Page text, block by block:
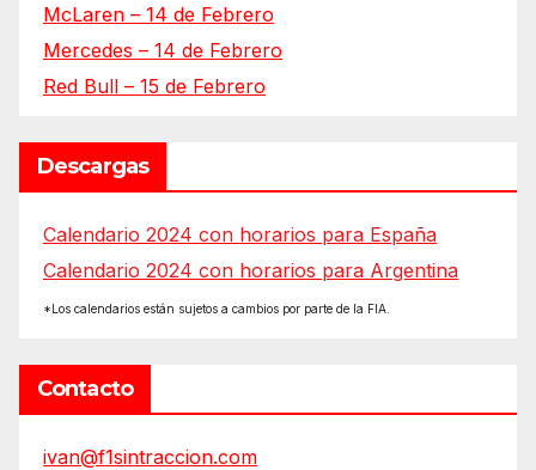
McLaren – 14 de Febrero
Mercedes – 14 de Febrero
Red Bull – 15 de Febrero
Descargas
Calendario 2024 con horarios para España
Calendario 2024 con horarios para Argentina
*Los calendarios están sujetos a cambios por parte de la FIA.
Contacto
ivan@f1sintraccion.com